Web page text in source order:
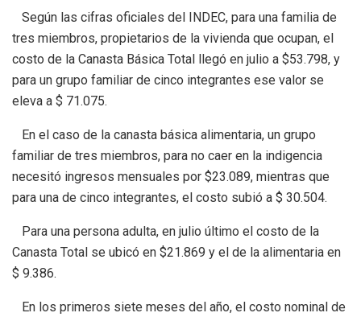
Según las cifras oficiales del INDEC, para una familia de
tres miembros, propietarios de la vivienda que ocupan, el
costo de la Canasta Básica Total llegó en julio a $53.798, y
para un grupo familiar de cinco integrantes ese valor se
eleva a $ 71.075.
En el caso de la canasta básica alimentaria, un grupo
familiar de tres miembros, para no caer en la indigencia
necesitó ingresos mensuales por $23.089, mientras que
para una de cinco integrantes, el costo subió a $ 30.504.
Para una persona adulta, en julio último el costo de la
Canasta Total se ubicó en $21.869 y el de la alimentaria en
$ 9.386.
En los primeros siete meses del año, el costo nominal de